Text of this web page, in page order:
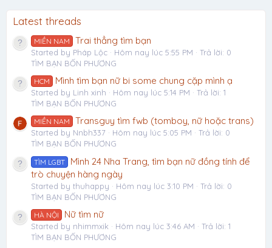
Latest threads
MIỀN NAM Trai thẳng tìm bạn
Started by Pháp Lộc Hôm nay lúc 5:55 PM
Trả lời: 0
TÌM BẠN BỐN PHƯƠNG
HCM Mình tìm bạn nữ bi some chung cặp mình ạ
Started by Linh xinh Hôm nay lúc 5:14 PM
Trả lời: 1
TÌM BẠN BỐN PHƯƠNG
MIỀN NAM Transguy tìm fwb (tomboy, nữ hoặc trans)
Started by Nnbh337 Hôm nay lúc 5:05 PM
Trả lời: 0
TÌM BẠN BỐN PHƯƠNG
TÌM LGBT
Mình 24 Nha Trang, tìm bạn nữ đồng tính để
trò chuyện hàng ngày
Started by thuhappy Hôm nay lúc 3:10 PM
Trả lời: 0
TÌM BẠN BỐN PHƯƠNG
HÀ NỘI Nữ tìm nữ
Started by nhimmxik Hôm nay lúc 3:46 AM
Trả lời: 1
TÌM BẠN BỐN PHƯƠNG